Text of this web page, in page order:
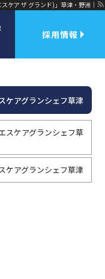
ケア ザ グランド)」草津・野洲｜
採用情報
ケアグランシェフ草津
スケアグランシェフ草
ケアグランシェフ草津